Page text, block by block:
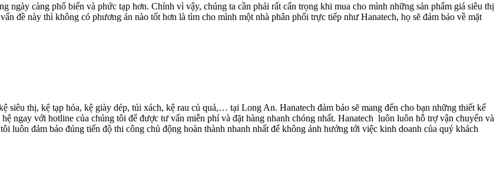
ngày càng phổ biến và phức tạp hơn. Chính vì vậy, chúng ta cần phải rất cẩn trọng khi mua cho mình những sản phẩm giá siêu thị
đề này thì không có phương án nào tốt hơn là tìm cho mình một nhà phân phối trực tiếp như Hanatech, họ sẽ đảm bảo về mặt
siêu thị, kệ tạp hóa, kệ giày dép, túi xách, kệ rau củ quả,… tại Long An. Hanatech đảm bảo sẽ mang đến cho bạn những thiết kế
ngay với hotline của chúng tôi để được tư vấn miễn phí và đặt hàng nhanh chóng nhất. Hanatech luôn luôn hỗ trợ vận chuyển và
luôn đảm bảo đúng tiến độ thi công chủ động hoàn thành nhanh nhất để không ảnh hưởng tới việc kinh doanh của quý khách